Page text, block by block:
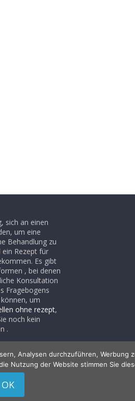
sich an einen
um eine
Behandlung zu
ein Rezept für
Es gibt
, bei denen
Konsultation
Fragebogens
um
ohne rezept,
noch kein
.
Analysen durchzuführen, Werbung
Nutzung der Website stimmen Sie
OK